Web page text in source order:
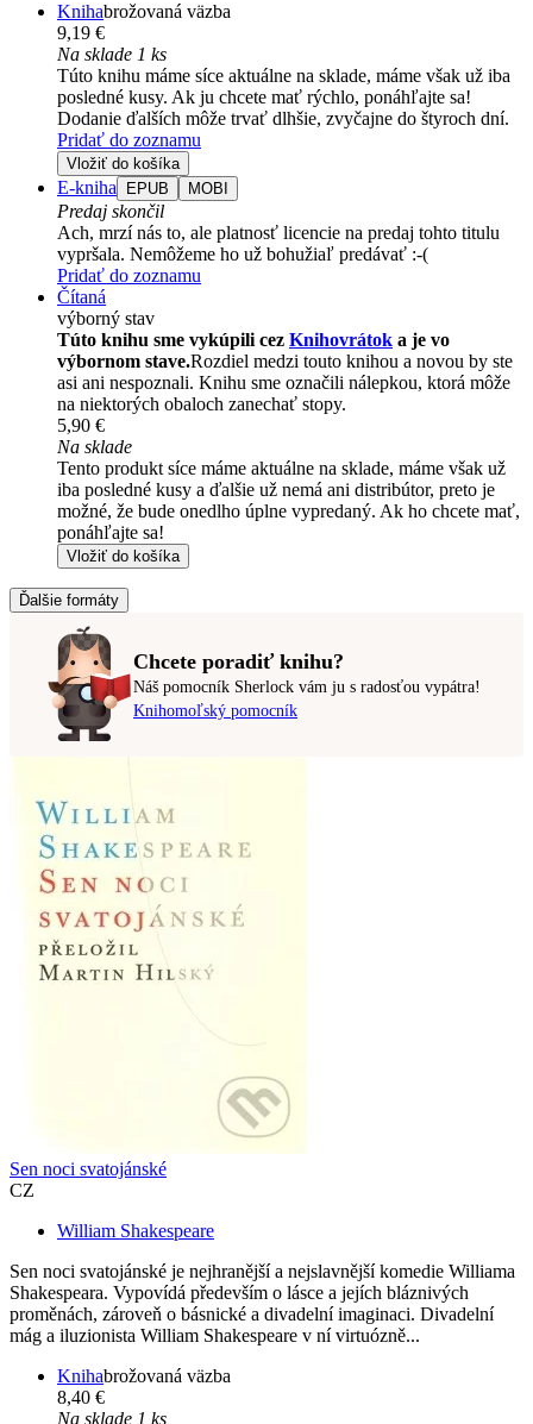
Knihabrožovaná väzba
9,19 €
Na sklade 1 ks
Túto knihu máme síce aktuálne na sklade, máme však už iba
posledné kusy. Ak ju chcete mať rýchlo, ponáhľajte sa!
Dodanie ďalších môže trvať dlhšie, zvyčajne do štyroch dní.
Pridať do zoznamu
Vložiť do košíka
E-kniha EPUB MOBI
Predaj skončil
Ach, mrzí nás to, ale platnosť licencie na predaj tohto titulu
vypršala. Nemôžeme ho už bohužiaľ predávať :-(
Pridať do zoznamu
Čítaná
výborný stav
Túto knihu sme vykúpili cez Knihovrátok a je vo
výbornom stave.Rozdiel medzi touto knihou a novou by ste
asi ani nespoznali. Knihu sme označili nálepkou, ktorá môže
na niektorých obaloch zanechať stopy.
5,90 €
Na sklade
Tento produkt síce máme aktuálne na sklade, máme však už
iba posledné kusy a ďalšie už nemá ani distribútor, preto je
možné, že bude onedlho úplne vypredaný. Ak ho chcete mať,
ponáhľajte sa!
Vložiť do košíka
Ďalšie formáty
Chcete poradiť knihu?
Náš pomocník Sherlock vám ju s radosťou vypátra!
Knihomoľský pomocník
Sen noci svatojánské
CZ
William Shakespeare
Sen noci svatojánské je nejhranější a nejslavnější komedie Williama
Shakespeara. Vypovídá především o lásce a jejích bláznivých
proměnách, zároveň o básnické a divadelní imaginaci. Divadelní
mág a iluzionista William Shakespeare v ní virtuózně...
Knihabrožovaná väzba
8,40 €
Na sklade 1 ks